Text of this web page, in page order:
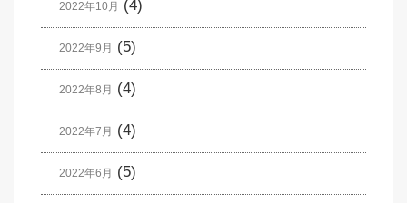
2022年10月 (4)
2022年9月 (5)
2022年8月 (4)
2022年7月 (4)
2022年6月 (5)